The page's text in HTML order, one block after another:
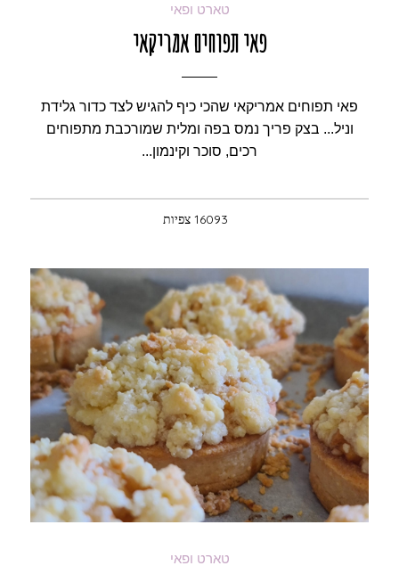
טארט ופאי
פאי תפוחים אמריקאי
פאי תפוחים אמריקאי שהכי כיף להגיש לצד כדור גלידת
וניל... בצק פריך נמס בפה ומלית שמורכבת מתפוחים
רכים, סוכר וקינמון...
16093 צפיות
טארט ופאי